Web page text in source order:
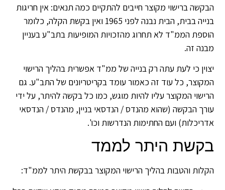
ברישוי מקוצר חייבים להתקיים כמה תנאים: אין חריגות
בנייה בבית, הבית נבנה לפני 1965 ואין בקשת הקלה, כלומר
הממ"ד לא תחרוג מהזכויות המופיעות בתב"ע בעניין
זה.
כי לעת עתה רק בנייה של ממ"ד אפשרית בהליך הרישוי
כל עוד זה כאמור עומד בקריטריונים של התב"ע. גם
המקוצר עליו להיות מוגש, כמו כל בקשה להיתר, על ידי
הבקשה (שהוא מהנדס / הנדסאי בניין, מהנדס / הנדסאי
ועם החתימות הנדרשות וכו'.
היתר לממד
והטבות בהליך הרישוי המקוצר בבקשת היתר לממ"ד: